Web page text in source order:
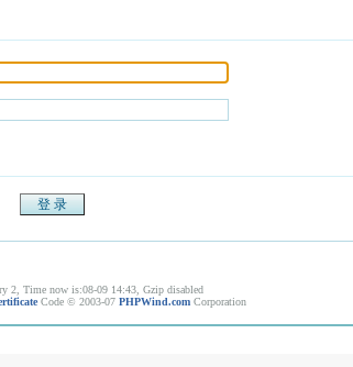
2, Time now is:08-09 14:43, Gzip disabled
Code © 2003-07 PHPWind.com Corporation